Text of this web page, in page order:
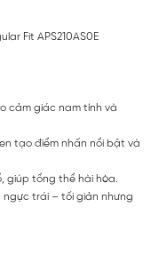
Fit APS210AS0E
cảm giác nam tính và
tạo điểm nhấn nổi bật và
giúp tổng thể hài hòa.
ngực trái – tối giản nhưng